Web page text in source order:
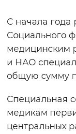
С начала года
Социального
медицинским
и НАО
общую сумму
Специальная
медикам
центральных